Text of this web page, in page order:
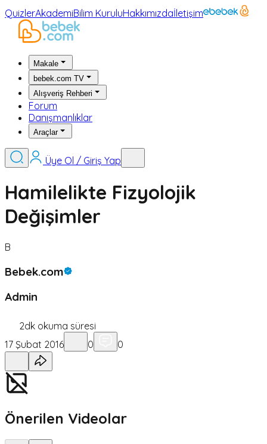
QuizlerAkademiBilim KuruluHakkımızdaİletişim
Makale
bebek.com TV
Alışveriş Rehberi
Forum
Danışmanlıklar
Araçlar
Üye Ol / Giriş Yap
Hamilelikte Fizyolojik
Değişimler
B
Bebek.com
Admin
2dk okuma süresi
17 Şubat 2016
0 0
Önerilen Videolar